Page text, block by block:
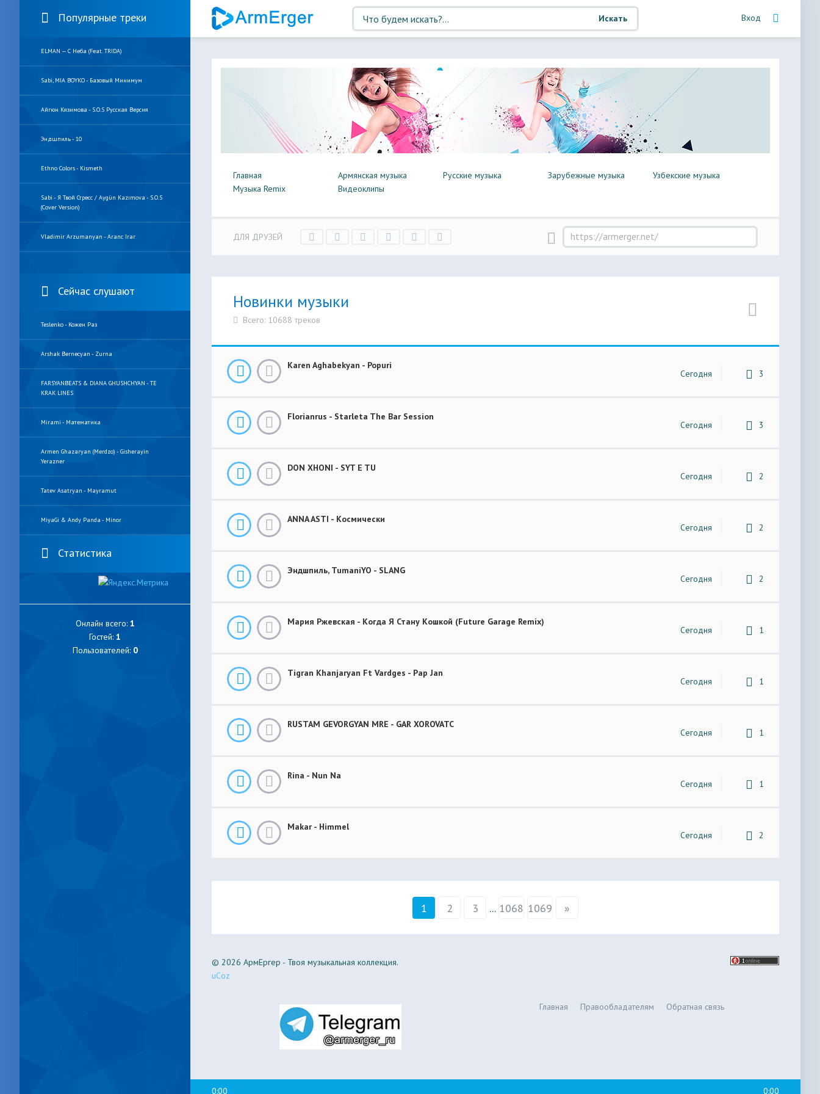
Популярные треки
ELMAN — С Неба (feat. TRIDA)
Sabi, MIA BOYKO - Базовый Минимум
Айгюн Кязимова - S.O.S Русская Версия
Эндшпиль - 10
Ethno Colors - Kismeth
Sabi - Я Твой Стресс / Aygün Kazımova - S.O.S
(Cover Version)
Vladimir Arzumanyan - Aranc Irar
Сейчас слушают
Teslenko - Кожен Раз
Arshak Bernecyan - Zurna
FARSYANBEATS & DIANA GHUSHCHYAN - TE
KRAK LINES
Mirami - Математика
Armen Ghazaryan (Merdzo) - Gisherayin
Yerazner
Tatev Asatryan - Mayramut
MiyaGi & Andy Panda - Minor
Статистика
Онлайн всего: 1
Гостей: 1
Пользователей: 0
Искать Вход
Главная Армянская музыка Русские музыка Зарубежные музыка
Узбекские музыка
Музыка Remix
Видеоклипы
ДЛЯ ДРУЗЕЙ
Новинки музыки
Всего: 10688 треков
Karen Aghabekyan - Popuri
Сегодня 3
Florianrus - Starleta The Bar Session
Сегодня 3
DON XHONI - SYT E TU
Сегодня 2
ANNA ASTI - Космически
Сегодня 2
Эндшпиль, TumaniYO - SLANG
Сегодня 2
Мария Ржевская - Когда Я Стану Кошкой (Future Garage Remix)
Сегодня 1
Tigran Khanjaryan Ft Vardges - Pap Jan
Сегодня 1
RUSTAM GEVORGYAN MRE - GAR XOROVATC
Сегодня 1
Rina - Nun Na
Сегодня 1
Makar - Himmel
Сегодня 2
1 2 3 ... 1068 1069 »
© 2026 АрмЕргер - Твоя музыкальная коллекция.
uCoz
Главная Правообладателям Обратная связь
0:00 0:00